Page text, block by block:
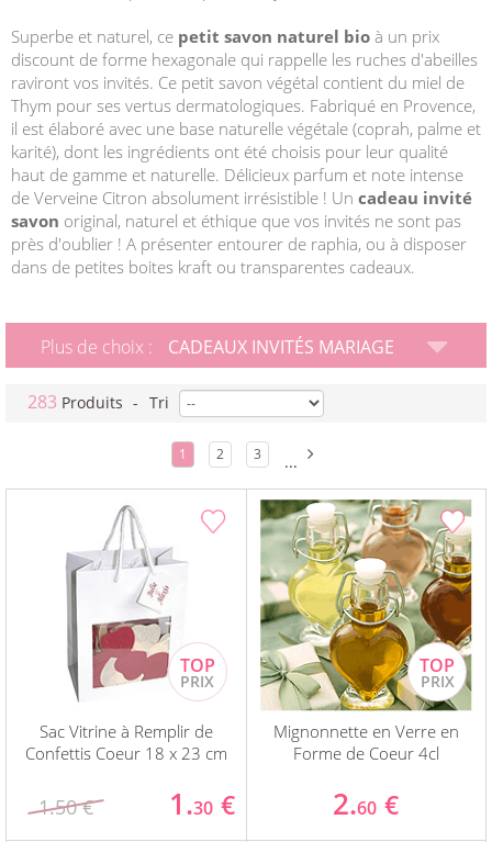
Superbe et naturel, ce petit savon naturel bio à un prix
discount de forme hexagonale qui rappelle les ruches d'abeilles
raviront vos invités. Ce petit savon végétal contient du miel de
Thym pour ses vertus dermatologiques. Fabriqué en Provence,
il est élaboré avec une base naturelle végétale (coprah, palme et
karité), dont les ingrédients ont été choisis pour leur qualité
haut de gamme et naturelle. Délicieux parfum et note intense
de Verveine Citron absolument irrésistible ! Un cadeau invité
savon original, naturel et éthique que vos invités ne sont pas
près d'oublier ! A présenter entourer de raphia, ou à disposer
dans de petites boites kraft ou transparentes cadeaux.
Plus de choix : CADEAUX INVITÉS MARIAGE
283 Produits - Tri
1 2 3 ...
Sac Vitrine à Remplir de
Confettis Coeur 18 x 23 cm
1.50 € 1.30 €
Mignonnette en Verre en
Forme de Coeur 4cl
2.60 €